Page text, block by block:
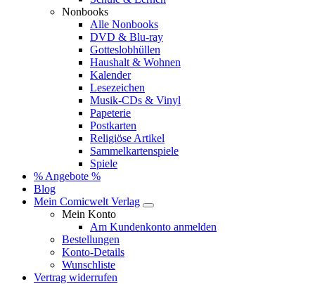
Nonbooks
Alle Nonbooks
DVD & Blu-ray
Gotteslobhüllen
Haushalt & Wohnen
Kalender
Lesezeichen
Musik-CDs & Vinyl
Papeterie
Postkarten
Religiöse Artikel
Sammelkartenspiele
Spiele
% Angebote %
Blog
Mein Comicwelt Verlag
Mein Konto
Am Kundenkonto anmelden
Bestellungen
Konto-Details
Wunschliste
Vertrag widerrufen